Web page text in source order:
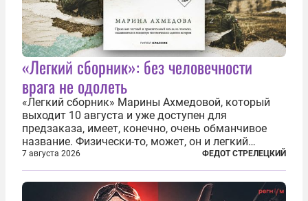
«Легкий сборник»: без человечности
врага не одолеть
«Легкий сборник» Марины Ахмедовой, который
выходит 10 августа и уже доступен для
предзаказа, имеет, конечно, очень обманчивое
название. Физически-то, может, он и легкий
относительно. Но метафизически —
безотносительно тяжелый. Десять рассказов,
каждый из которых напрямую или косвенно (в
основном —...
7 августа 2026 ФЕДОТ СТРЕЛЕЦКИЙ